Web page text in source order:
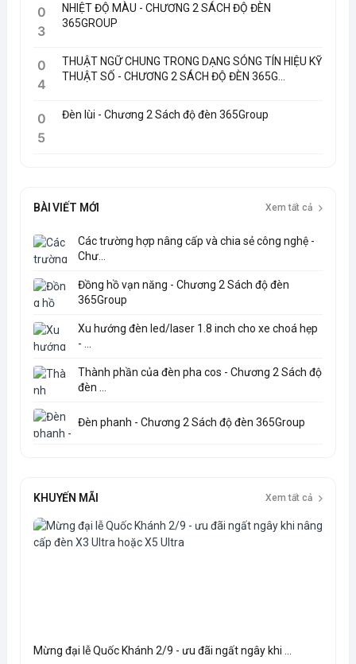
0
3
NHIỆT ĐỘ MÀU - CHƯƠNG 2 SÁCH ĐỘ ĐÈN
365GROUP
0
4
THUẬT NGỮ CHUNG TRONG DẠNG SÓNG TÍN HIỆU KỸ
THUẬT SỐ - CHƯƠNG 2 SÁCH ĐỘ ĐÈN 365G...
0
5
Đèn lùi - Chương 2 Sách độ đèn 365Group
BÀI VIẾT MỚI Xem tất cả
Các trường hợp nâng cấp và chia sẻ công nghệ -
Chư...
Đồng hồ vạn năng - Chương 2 Sách độ đèn
365Group
Xu hướng đèn led/laser 1.8 inch cho xe choá hẹp
- ...
Thành phần của đèn pha cos - Chương 2 Sách độ
đèn ...
Đèn phanh - Chương 2 Sách độ đèn 365Group
KHUYẾN MÃI Xem tất cả
Mừng đại lễ Quốc Khánh 2/9 - ưu đãi ngất ngây khi ...